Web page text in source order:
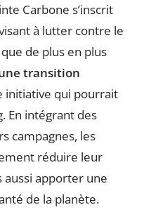
Carbone s’inscrit
à lutter contre le
de plus en plus
transition
initiative qui pourrait
En intégrant des
campagnes, les
réduire leur
apporter une
de la planète.